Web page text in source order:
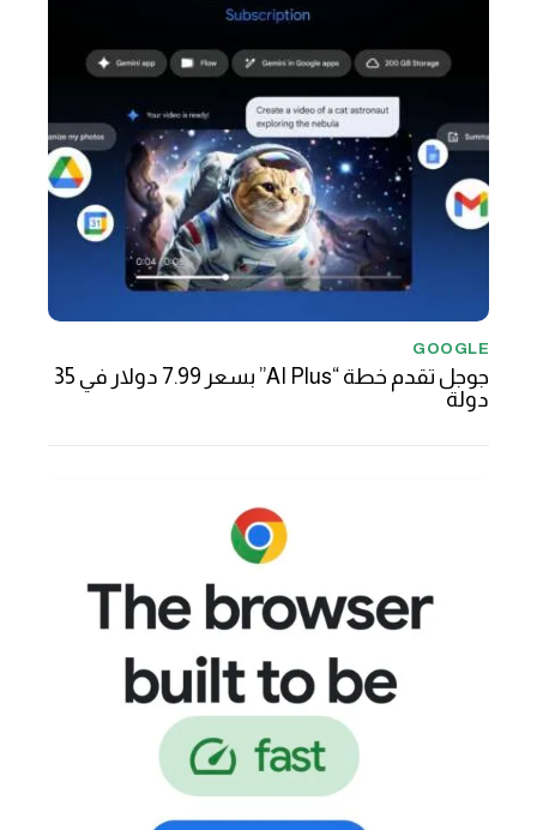
GOOGLE
جوجل تقدم خطة “AI Plus” بسعر 7.99 دولار في 35
دولة